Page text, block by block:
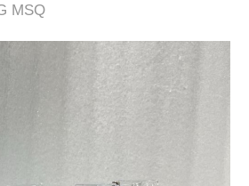
MSQ